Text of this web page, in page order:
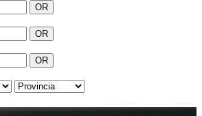
OR
OR
OR